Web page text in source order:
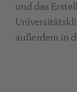
und das
außerdem in